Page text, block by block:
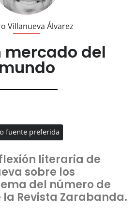
Villanueva Álvarez
mercado del
mundo
fuente preferida
literaria de
sobre los
del número de
Revista Zarabanda.